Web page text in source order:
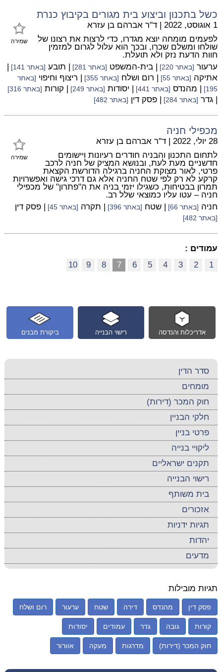
כשל בתכנון וביצוע בית מגורים בקיבוץ כנרת
שמירה
1 אוגוסט, 2022 | ד"ר אברהם בן עזרא
לפעמים מומחה יוצא מגדרו, כדי לרצות את רצונו של
שולחו ומשלם שכרו, ובכך הוא עלול לגרום למזמין
חוות הדעת נזק ולא תועלת.
ערעור [באתר 220] | בית-המשפט [באתר 281] | תובע [באתר 141]
|
אתיקה [באתר 55] | רום ושלח [באתר 355] | ריצוף וחיפוי [באתר
195]
| מהנדס [באתר 441] | יסודות [באתר 249] | קורות [באתר 316]
| גדר [באתר 284] | פסק דין [באתר 482]
מכפילי חניה
שמירה
28 יולי, 2022 | ד"ר אברהם בן עזרא
לתחום התכנון והבניה חודרים רעיונות ויישומים
חדשניים מעת לעת, ובנושא המציק של חניה לרכב
פרטי, לאור מצוקת החניה ברגילה הדורשת הקצאת
קרקע לא רק לפי שטח החניה אלא גם דרכי גישה ואפשרויות
תמרון בבטיחות, כשגילו יזמי בניה את ה"פתרון" של מכפילי
חניה – עטו עליו כמוצאי שלל רב.
חניה [באתר 66] | שטח [באתר 396] | תקרה [באתר 45] | פסק דין
[באתר 482]
עמודים :
1
2
3
4
5
6
7
8
9
10
ביקורת מבנים רישוי הבנייה אדריכלות והנדסה
סדר הדין
מומחים
חוק המכר (דירות)
חלקי הבניין
פרטי בניין
ליקויי בנייה
תקנים ישראליים
רישוי הבנייה
בית משותף
אזכורים
תגיות ידניות
יהדות
מדעים
תגיות מובילות
פסק דין מהנדס דירה שטח ערעור רום ושלח
קורות גובה גדר עמודים יסודות
חוק המכר (דירות) מדרגות מעקה אוורור